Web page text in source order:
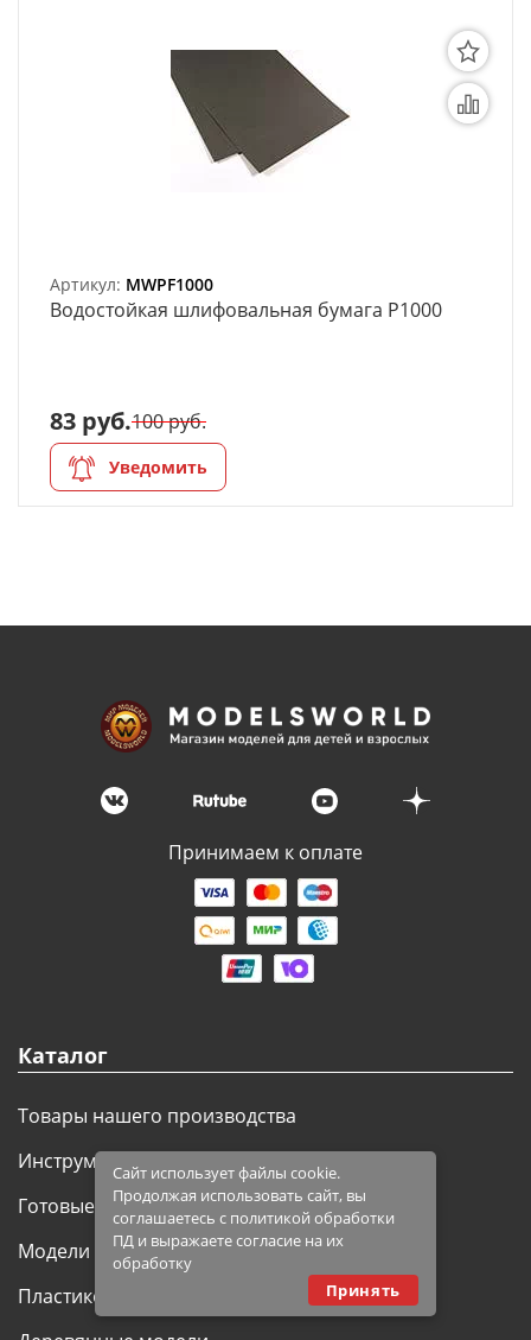
Артикул: MWPF1000
Bодостойкая шлифовальная бумага P1000
83 руб.100 руб.
Уведомить
Принимаем к оплате
Каталог
Товары нашего производства
Инструмент для моделиста
Готовые модели
Модели из бумаги
Пластиковые модели
Сайт использует файлы cookie.
Продолжая использовать сайт, вы
соглашаетесь с политикой обработки
ПД и выражаете согласие на их
обработку
Принять